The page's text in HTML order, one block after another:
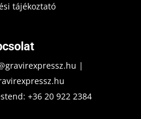
tájékoztató
|
+36 20 922 2384